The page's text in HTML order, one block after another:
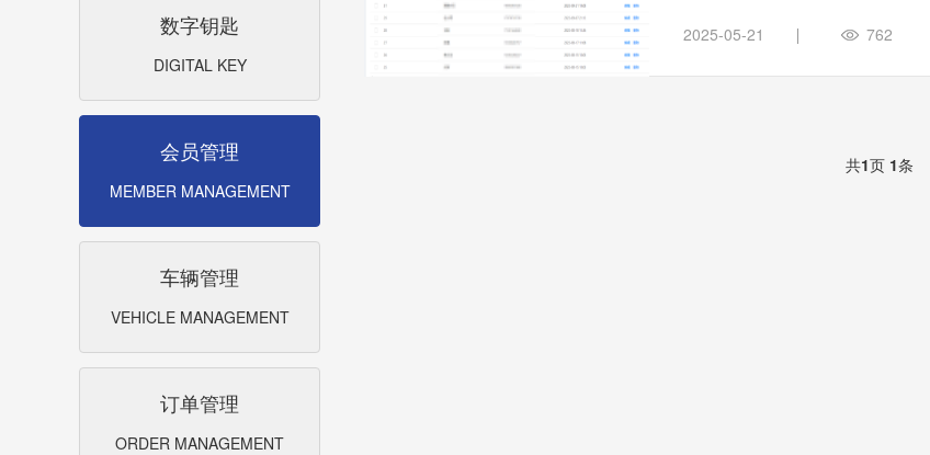
数字钥匙
DIGITAL KEY
会员管理
MEMBER MANAGEMENT
车辆管理
VEHICLE MANAGEMENT
订单管理
ORDER MANAGEMENT
2025-05-21 762
共1页 1条